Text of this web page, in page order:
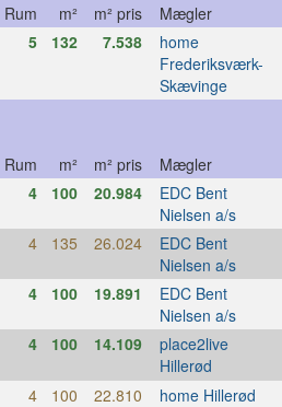
Rum m² m² pris Mægler
5 132 7.538 home
Frederiksværk-
Skævinge
Rum m² m² pris Mægler
4 100 20.984 EDC Bent
Nielsen a/s
4 135 26.024 EDC Bent
Nielsen a/s
4 100 19.891 EDC Bent
Nielsen a/s
4 100 14.109 place2live
Hillerød
4 100 22.810 home Hillerød